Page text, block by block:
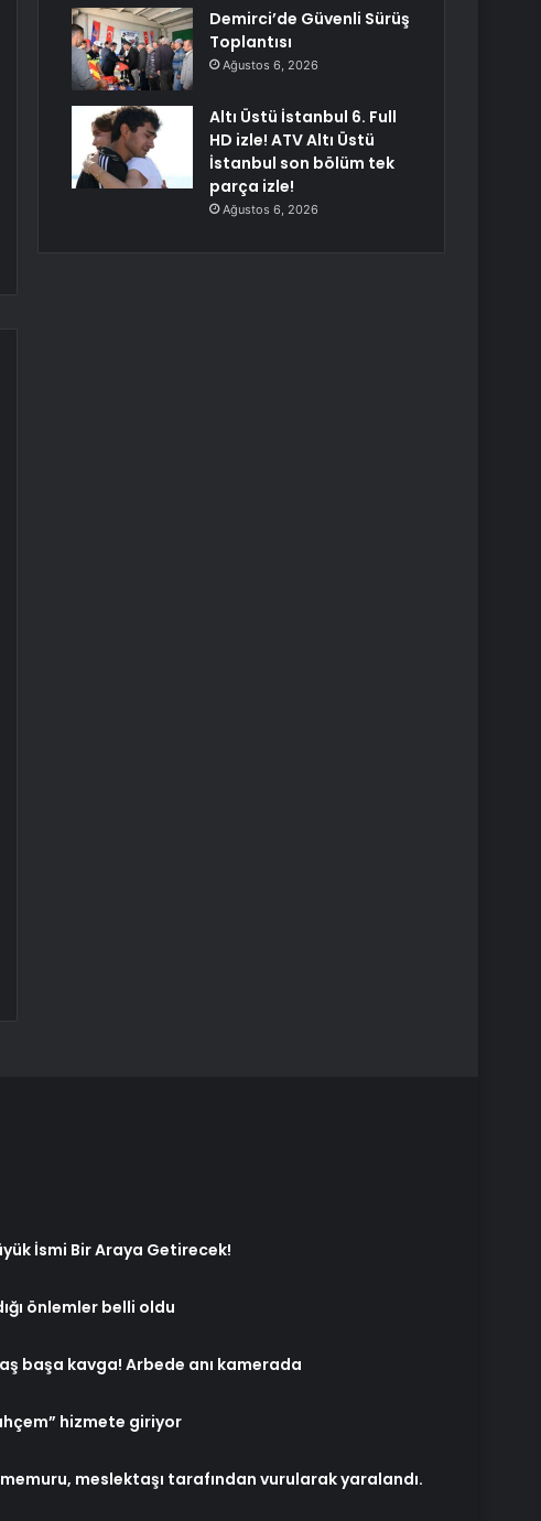
Demirci’de Güvenli Sürüş
Toplantısı
Ağustos 6, 2026
Altı Üstü İstanbul 6. Full
HD izle! ATV Altı Üstü
İstanbul son bölüm tek
parça izle!
Ağustos 6, 2026
İsmi Bir Araya Getirecek!
önlemler belli oldu
başa kavga! Arbede anı kamerada
hizmete giriyor
meslektaşı tarafından vurularak yaralandı.